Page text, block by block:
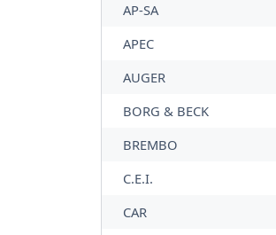
AP-SA
APEC
AUGER
BORG & BECK
BREMBO
C.E.I.
CAR